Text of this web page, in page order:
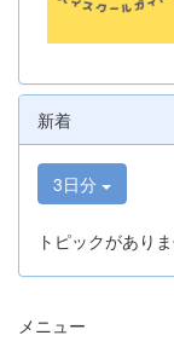
新着
3日分
トピックがありま
メニュー